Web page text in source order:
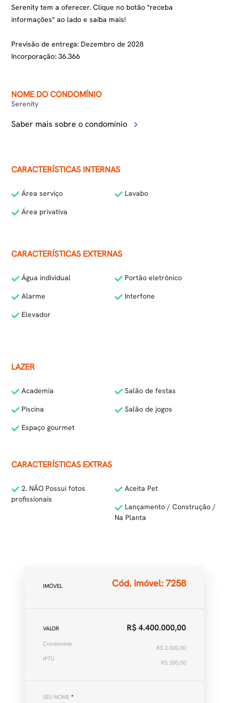
Serenity tem a oferecer. Clique no botão "receba
informações" ao lado e saiba mais!
Previsão de entrega: Dezembro de 2028
Incorporação: 36.366
NOME DO CONDOMÍNIO
Serenity
Saber mais sobre o condomínio
CARACTERÍSTICAS INTERNAS
Área serviço
Lavabo
Área privativa
CARACTERÍSTICAS EXTERNAS
Água individual
Portão eletrônico
Alarme
Interfone
Elevador
LAZER
Academia
Salão de festas
Piscina
Salão de jogos
Espaço gourmet
CARACTERÍSTICAS EXTRAS
2. NÃO Possui fotos
profissionais
Aceita Pet
Lançamento / Construção /
Na Planta
IMÓVEL Cód. imóvel: 7258
VALOR R$ 4.400.000,00
Condomínio
R$ 2.000,00
IPTU
R$ 200,00
SEU NOME *